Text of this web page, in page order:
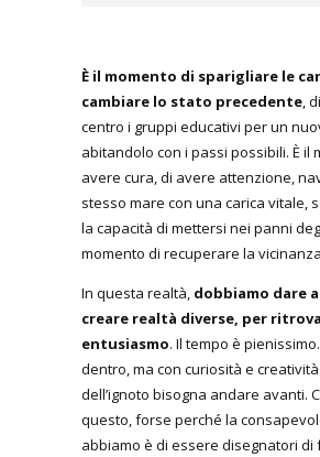
È il momento di sparigliare le
cambiare lo stato precedente,
centro i gruppi educativi per un
abitandolo con i passi possibili. È il
avere cura, di avere attenzione,
stesso mare con una carica vitale,
la capacità di mettersi nei panni
momento di recuperare la
In questa realtà, dobbiamo dare
creare realtà diverse, per
entusiasmo. Il tempo è
dentro, ma con curiosità e
dell’ignoto bisogna andare avanti.
questo, forse perché la
abbiamo è di essere disegnatori di